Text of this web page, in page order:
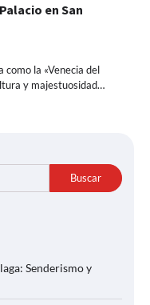
en San
como la «Venecia del
y majestuosidad…
Buscar
Senderismo y